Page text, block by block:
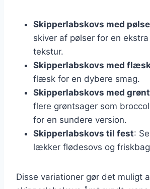
Skipperlabskovs med
skiver af pølser for en
tekstur.
Skipperlabskovs med
flæsk for en dybere smag.
Skipperlabskovs med
flere grøntsager som
for en sundere version.
Skipperlabskovs til fest:
lækker flødesovs og
Disse variationer gør det muligt